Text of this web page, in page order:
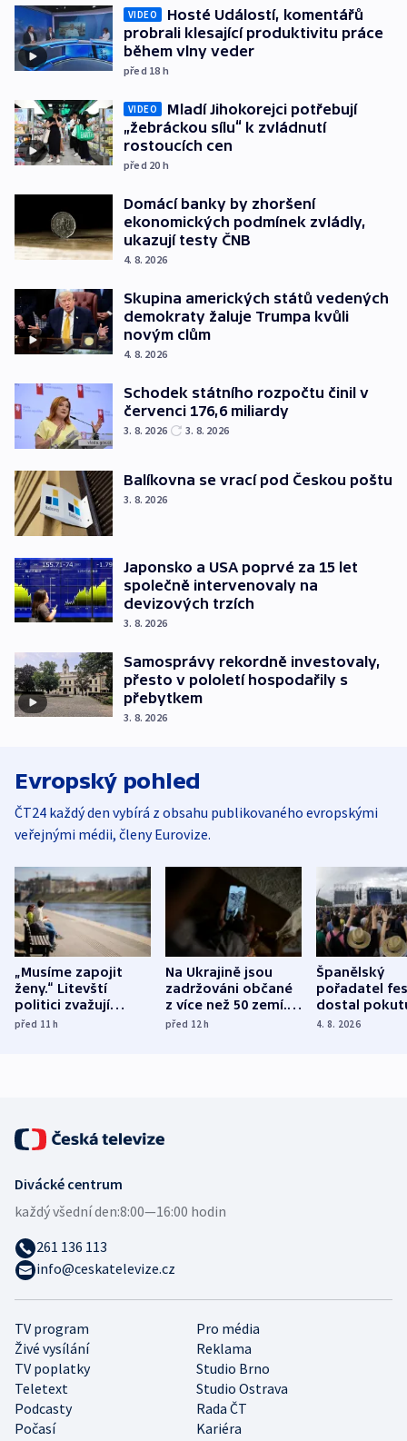
VIDEO
Hosté Událostí, komentářů
probrali klesající produktivitu práce
během vlny veder
před 18 h
VIDEO
Mladí Jihokorejci potřebují
„žebráckou sílu“ k zvládnutí
rostoucích cen
před 20 h
Domácí banky by zhoršení
ekonomických podmínek zvládly,
ukazují testy ČNB
4. 8. 2026
Skupina amerických států vedených
demokraty žaluje Trumpa kvůli
novým clům
4. 8. 2026
Schodek státního rozpočtu činil v
červenci 176,6 miliardy
3. 8. 2026 3. 8. 2026
Balíkovna se vrací pod Českou poštu
3. 8. 2026
Japonsko a USA poprvé za 15 let
společně intervenovaly na
devizových trzích
3. 8. 2026
Samosprávy rekordně investovaly,
přesto v pololetí hospodařily s
přebytkem
3. 8. 2026
Evropský pohled
ČT24 každý den vybírá z obsahu publikovaného evropskými
veřejnými médii, členy Eurovize.
„Musíme zapojit
ženy.“ Litevští
politici zvažují
dohodu o
před 11h
Na Ukrajině jsou
zadržováni občané
z více než 50 zemí.
Bojovali na straně
před 12h
Španělský
pořadatel
dostal
nekalé
4. 8. 2026
TV program
Pro média
Živé vysílání
Reklama
TV poplatky
Studio Brno
Teletext
Studio Ostrava
Podcasty
Rada ČT
Počasí
Kariéra
Divácké centrum
každý všední den:8:00—16:00 hodin
261 136 113
info@ceskatelevize.cz